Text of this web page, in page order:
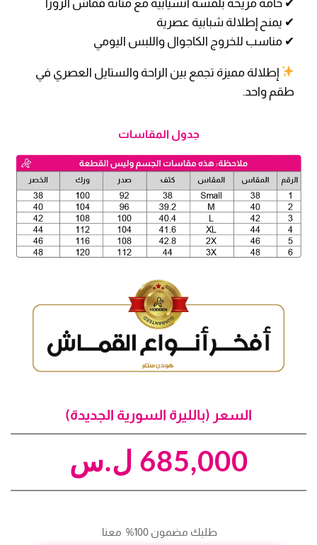
✔ خامة مريحة بلمسة انسيابية مع متانة قماش الروزا
✔ يمنح إطلالة شبابية عصرية
✔ مناسب للخروج الكاجوال واللبس اليومي
إطلالة مميزة تجمع بين الراحة والستايل العصري في
طقم واحد.
جدول المقاسات
السعر (بالليرة السورية الجديدة)
685,000 ل.س
طلبك مضمون 100%  معنا